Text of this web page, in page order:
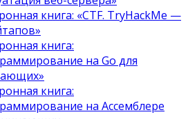
книга: «CTF. TryHackMe —
книга:
на Go для
книга:
на Ассемблере